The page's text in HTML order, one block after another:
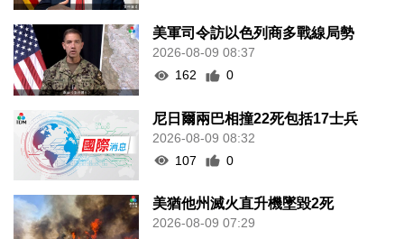
美軍司令訪以色列商多戰線局勢
2026-08-09 08:37
162
0
尼日爾兩巴相撞22死包括17士兵
2026-08-09 08:32
107
0
美猶他州滅火直升機墜毀2死
2026-08-09 07:29